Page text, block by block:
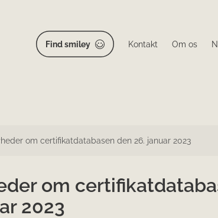
Find smiley Kontakt Om os
om certifikatdatabasen den 26. januar 2023
om
2023